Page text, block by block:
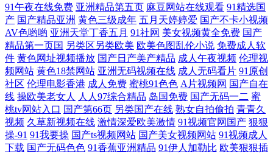
欧美h版成人精品 天堂资源 91艹b 91在线国产视频观看免费 韩国V网 欧美
性爱zo 先锋影音美女 91福利址 俺来也俺去也肛交 精品一线视频 人妖社区
午夜剧场 在线看黄av免费在线 久久香蕉98p AV影音先锋电影网 精品视频
在线观看区 五月丁香花影院 91人人爽 肏屄综合视频 久久熟女国产精品 日
韩无码免费福利 91超碰人人狠狠操 91性网欧美 国产精品婷婷综合 男人的
91午夜在线免费 亚洲精品第五页 麻豆网站在线观看 91精选国
产 国产精品亚洲 黄色三级成年 五月天婷婷爱 国产不卡小视频
AV色哟哟 亚洲天堂丁香五月 91社网 美女视频黄全免费 国产
精品第一页国 另类区另类欧美 欧美色图乱伦小说 免费成人软
件 黄色网址视频播放 国产日产美产精品 成人午夜视频 伦理视
频网站 黄色18禁网站 亚洲无码视频在线 成人无码看片 91原创
社区 伦理电影香港 成人免费 蜜桃91色色 A片视频网 国产自在
线 操欧美老女人 人人97综合精品 岛国免费 国产无码一二 蜜
桃tv网站入口 国产第66页 另类国产在线 熟女自拍偷拍 青青久
视频 久草新视频在线 激情深爱欧美激情 91视频官网国产 狠狠
操-91 91我要操 国产ts视频网站 国产美女视频网站 91视频成人
下载 国产无码色色 91香蕉亚洲精品 91伊人加勒比 欧美狠狠插